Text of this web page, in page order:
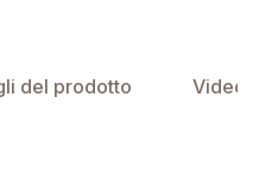
del prodotto Video